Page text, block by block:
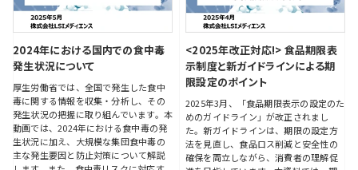
2024年における国内での食中毒
発生状況について
厚生労働省では、全国で発生した食中
毒に関する情報を収集・分析し、その
発生状況の把握に取り組んでいます。本
動画では、2024年における食中毒の発
生状況に加え、大規模な集団食中毒の
主な発生要因と防止対策について解説
<2025年改正対応!> 食品期限表
示制度と新ガイドラインによる期
限設定のポイント
2025年3月、「食品期限表示の設定のた
めのガイドライン」が改正されまし
た。新ガイドラインは、期限の設定方
法を見直し、食品ロス削減と安全性の
確保を両立しながら、消費者の理解促